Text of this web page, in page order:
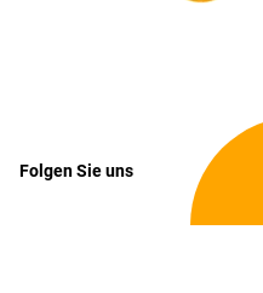
Folgen Sie uns